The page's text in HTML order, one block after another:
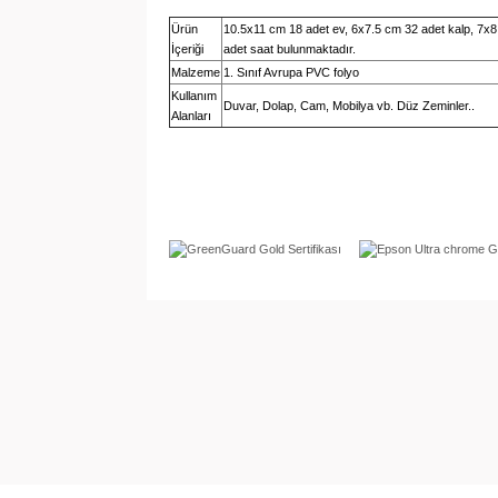
Ürün
İçeriği
10.5x11 cm 18 adet ev, 6x7.5 cm 32 adet kalp,
adet saat bulunmaktadır.
Malzeme 1. Sınıf Avrupa PVC folyo
Kullanım
Alanları
Duvar, Dolap, Cam, Mobilya vb. Düz Zeminler..